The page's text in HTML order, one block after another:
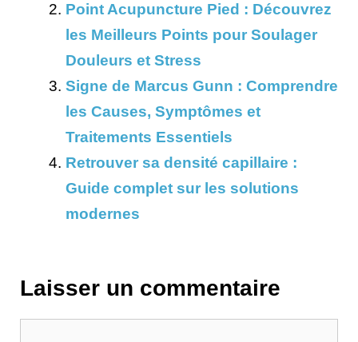
Point Acupuncture Pied : Découvrez
les Meilleurs Points pour Soulager
Douleurs et Stress
Signe de Marcus Gunn : Comprendre
les Causes, Symptômes et
Traitements Essentiels
Retrouver sa densité capillaire :
Guide complet sur les solutions
modernes
Laisser un commentaire